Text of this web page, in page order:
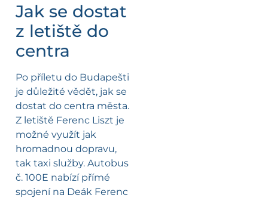
Jak se dostat
z letiště do
centra
Po příletu do Budapešti
je důležité vědět, jak se
dostat do centra města.
Z letiště Ferenc Liszt je
možné využít jak
hromadnou dopravu,
tak taxi služby. Autobus
č. 100E nabízí přímé
spojení na Deák Ferenc